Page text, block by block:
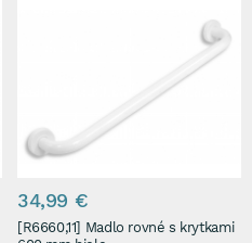
34,99 €
[R6660,11] Madlo rovné s krytkami